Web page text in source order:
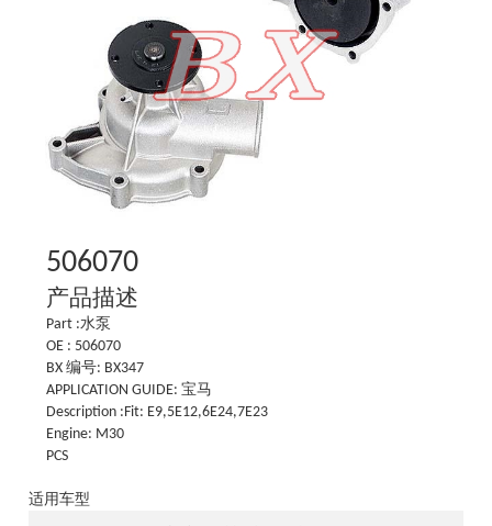
506070
产品描述
Part :水泵
OE : 506070
BX 编号: BX347
APPLICATION GUIDE: 宝马
Description :Fit: E9,5E12,6E24,7E23
Engine: M30
PCS
适用车型